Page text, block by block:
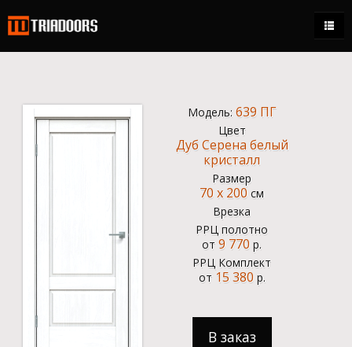
Стать дилером
Контакты
+7 (495) 150-95-21
ежедневно 9:00 - 18:00
Модель: 639 ПГ
Цвет
Дуб Серена белый
кристалл
Размер
70 x 200 см
Врезка
РРЦ полотно
от 9 770 р.
РРЦ Комплект
от 15 380р.
В заказ